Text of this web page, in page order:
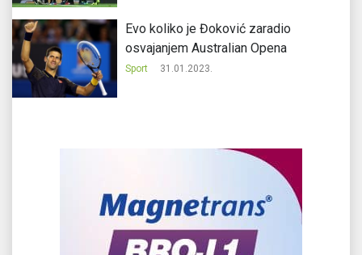
Evo koliko je Đoković zaradio
osvajanjem Australian Opena
Sport 31.01.2023.